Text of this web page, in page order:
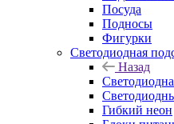
Посуда
Подносы
Фигурки
Светодиодная
Назад
Гибкий неон